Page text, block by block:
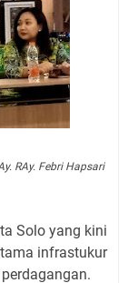
RAy. Febri Hapsari
Solo yang kini
infrastukur